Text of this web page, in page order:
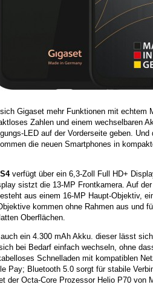
Gigaset mehr Funktionen mit echtem
Zahlen und einem wechselbaren
LED auf der Vorderseite geben.
die neuen Smartphones in
verfügt über ein 6,3-Zoll Full HD+
sistzt die 13-MP Frontkamera. Auf
aus einem 16-MP Haupt-Objektiv,
kommen ohne Rahmen aus und
Oberflächen.
ein 4.300 mAh Akku. dieser lässt
bei Bedarf einfach wechseln, ohne
Schnelladen mit kompatiblen
Pay; Bluetooth 5.0 sorgt für stabile
der Octa-Core Prozessor Helio P70 von